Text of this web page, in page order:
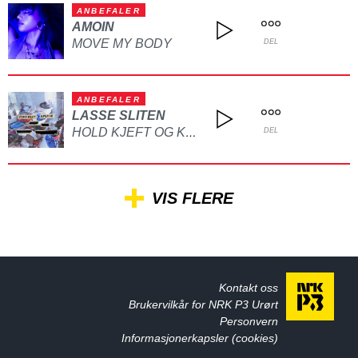
ANBEFALER
AMOIN
MOVE MY BODY
DEL
ANBEFALER
LASSE SLITEN
HOLD KJEFT OG KYSS MEG DEL
VIS FLERE
Kontakt oss
Brukervilkår for NRK P3 Urørt
Personvern
Informasjonerkapsler (cookies)